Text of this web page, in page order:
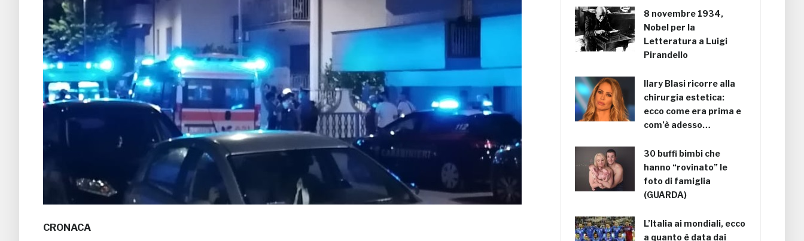
CRONACA
8 novembre 1934,
Nobel per la
Letteratura a Luigi
Pirandello
Ilary Blasi ricorre alla
chirurgia estetica:
ecco come era prima e
com’è adesso…
30 buffi bimbi che
hanno “rovinato” le
foto di famiglia
(GUARDA)
L’Italia ai mondiali, ecco
a quanto è data dai